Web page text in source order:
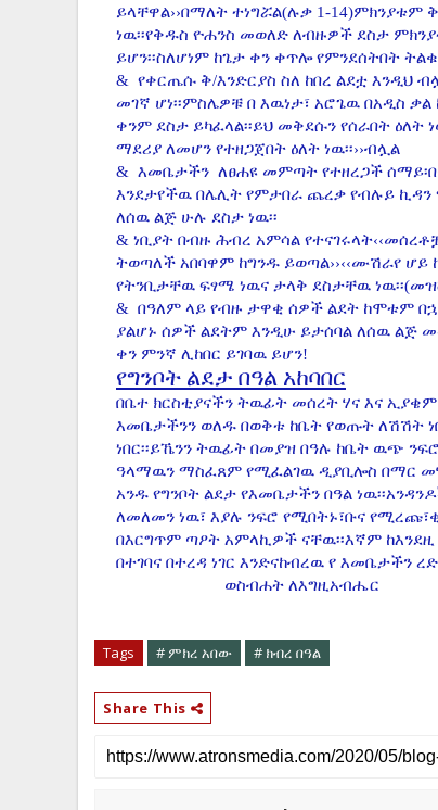
ይላቸዋል››በማለት ተነግሯል(ሉቃ 1-14)ምክንያቱም
ነዉ፡፡የቅዱስ ዮሐንስ መወለድ ለብዙዎች ደስታ
ይሆን፡፡ስለሆነም ከጌታ ቀን ቀጥሎ የምንደሰትበት ትልቁ
& የቀርጤሱ ቅ/እንድርያስ ስለ ከበረ ልደቷ እንዲህ
መገኛ ሆነ፡፡ምስሌዎቹ በ እዉነታ፣ አሮጌዉ በአዲስ
ቀንም ደስታ ይካፈላል፡፡ይህ መቅደሱን የሰራበት ዕለት
ማደሪያ ለመሆን የተዘጋጀበት ዕለት ነዉ፡፡››ብሏል
& እመቤታችን ለፀሐዩ መምጣት የተዘረጋች
እንደታየችዉ በሌሊት የምታበራ ጨረቃ የብሉይ
ለሰዉ ልጅ ሁሉ ደስታ ነዉ፡፡
& ነቢያት በብዙ ሕብረ አምሳል
ትወጣለች አበባዋም ከግንዱ ይወጣል››‹‹ሙሽራየ
የትንቢታቸዉ ፍፃሜ ነዉና ታላቅ ደስታቸዉ
& በዓለም ላይ የብዙ ታዋቂ ሰዎች ልደት ከሞቱም
ያልሆኑ ሰዎች ልደትም እንዲሁ ይታሰባል ለሰዉ ልጅ
ቀን ምንኛ ሊከበር ይገባዉ ይሆን!
የግንቦት ልደታ በዓል አከባበር
በቤተ ክርስቲያናችን ትዉፊት መሰረት ሃና እና
እመቤታችንን ወለዱ በወቅቱ ከቤት የወጡት ለሽሽት
ነበር፡፡ይኼንን ትዉፊት በመያዝ በዓሉ ከቤት ዉጭ ንፍሮ
ዓላማዉን ማስፈጸም የሚፈልገዉ ዲያቢሎስ በማር
አንዱ የግንቦት ልደታ የእመቤታችን በዓል
ለመለመን ነዉ፣ እያሉ ንፍሮ የሚበትኑ፣ቡና
በእርግጥም ጣዖት አምላኪዎች ናቸዉ፡፡እኛም
በተገባና በተረዳ ነገር እንድናከብረዉ የ እመቤታችን
ወስብሐት ለእግዚአብሔር
ምንጭ ሐመር
Tags # ምክረ አበው # ክብረ በዓል
Share This